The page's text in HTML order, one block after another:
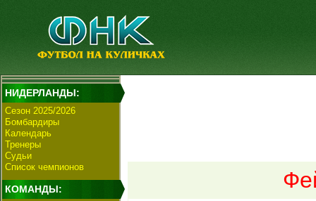
НИДЕРЛАНДЫ:
Сезон 2025/2026
Бомбардиры
Календарь
Тренеры
Судьи
Список чемпионов
КОМАНДЫ: